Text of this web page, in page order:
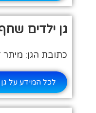
גן ילדים
כתובת הגן: מיתר
לכל המידע על גן